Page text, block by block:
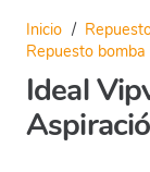
Inicio /
Repuesto
Ideal